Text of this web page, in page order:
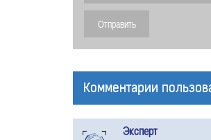
Комментарии
Эксперт